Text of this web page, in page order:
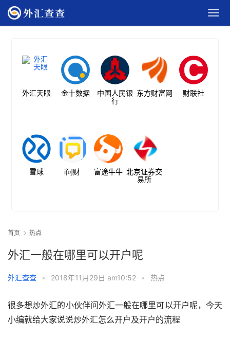
外汇天眼 金十数据
中国人民银
行
东方财富网 财联社
雪球 i问财 富途牛牛 北京证券交
易所
首页 热点
外汇一般在哪里可以开户呢
外汇查查 • 2018年11月29日 am10:52 • 热点
很多想炒外汇的小伙伴问外汇一般在哪里可以开户呢，今天
小编就给大家说说炒外汇怎么开户及开户的流程